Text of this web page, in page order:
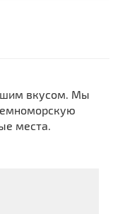
вкусом. Мы
места.